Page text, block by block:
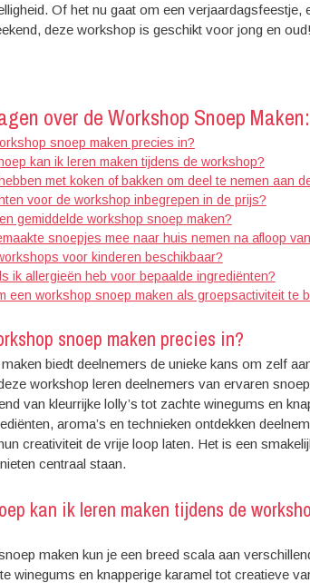
Of het nu gaat om een
deze workshop is geschikt voor jong en oud!
over de Workshop Snoep
snoep maken precies in?
kan ik leren maken tijdens de workshop?
met koken of bakken om deel te nemen aan
voor de workshop inbegrepen in de prijs?
gemiddelde workshop snoep maken?
snoepjes mee naar huis nemen na afloop
voor kinderen beschikbaar?
ik allergieën heb voor bepaalde ingrediënten?
een workshop snoep maken als groepsactiviteit te
snoep maken precies in?
biedt deelnemers de unieke kans om zelf
workshop leren deelnemers van ervaren
van kleurrijke lolly’s tot zachte winegums en
aroma’s en technieken ontdekken
creativiteit de vrije loop laten. Het is een
centraal staan.
kan ik leren maken tijdens de
maken kun je een breed scala aan
winegums en knapperige karamel tot creatieve